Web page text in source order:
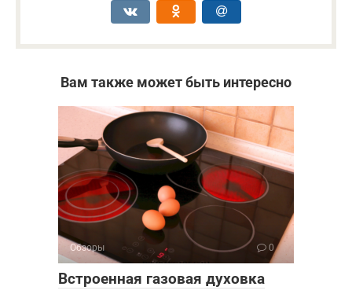
Вам также может быть интересно
Обзоры 0
Встроенная газовая духовка